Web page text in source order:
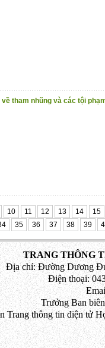
tham nhũng và các tội
10 11 12 13 14
15
35 36 37 38 39
TRANG THÔNG
Địa chỉ: Đường Dương
Điện thoại:
Trưởng Ban
Trang thông tin điện tử